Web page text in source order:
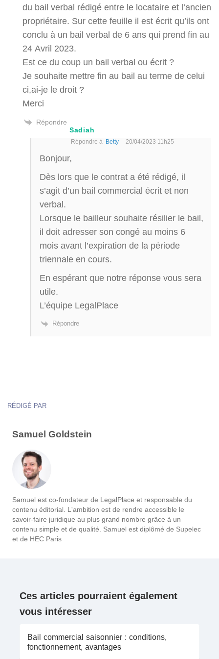
du bail verbal rédigé entre le locataire et l’ancien
propriétaire. Sur cette feuille il est écrit qu’ils ont
conclu à un bail verbal de 6 ans qui prend fin au
24 Avril 2023.
Est ce du coup un bail verbal ou écrit ?
Je souhaite mettre fin au bail au terme de celui
ci,ai-je le droit ?
Merci
Répondre
Sadiah
Répondre à Betty 20/04/2023 11h25
Bonjour,
Dès lors que le contrat a été rédigé, il
s’agit d’un bail commercial écrit et non
verbal.
Lorsque le bailleur souhaite résilier le bail,
il doit adresser son congé au moins 6
mois avant l’expiration de la période
triennale en cours.
En espérant que notre réponse vous sera
utile.
L’équipe LegalPlace
Répondre
RÉDIGÉ PAR
Samuel Goldstein
Samuel est co-fondateur de LegalPlace et responsable du
contenu éditorial. L'ambition est de rendre accessible le
savoir-faire juridique au plus grand nombre grâce à un
contenu simple et de qualité. Samuel est diplômé de Supelec
et de HEC Paris
Ces articles pourraient également
vous intéresser
Bail commercial saisonnier : conditions,
fonctionnement, avantages